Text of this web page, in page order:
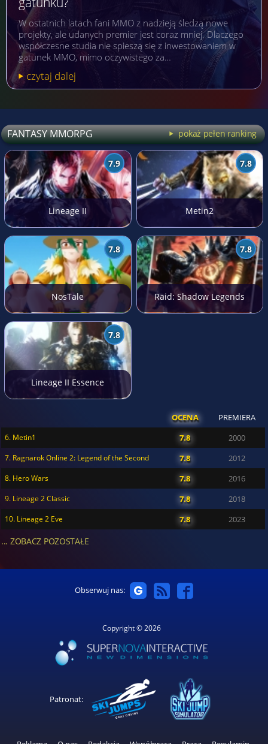
W ostatnich latach fani MMO z nadzieją śledzą nowe
projekty, ale udanych premier jest coraz mniej. Dlaczego
współczesne studia nie spieszą się z inwestowaniem w
gatunek MMO, mimo oczywistego za…
czytaj dalej
FANTASY MMORPG pokaż pełen ranking
7.9
Lineage II
7.8
Metin2
7.8
NosTale
7.8
Raid: Shadow Legends
7.8
Lineage II Essence
OCENA PREMIERA
6. Metin1 7.8 2000
7. Ragnarok Online 2: Legend of the Second 7.8 2012
8. Hero Wars 7.8 2016
9. Lineage 2 Classic 7.8 2018
10. Lineage 2 Eve 7.8 2023
... ZOBACZ POZOSTAŁE
Obserwuj nas:
Copyright © 2026
Patronat: